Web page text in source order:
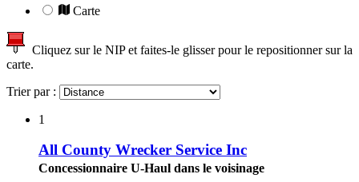
Carte
Cliquez sur le NIP et faites-le glisser pour le repositionner sur la
carte.
Trier par :
1
All County Wrecker Service Inc
Concessionnaire U-Haul dans le voisinage